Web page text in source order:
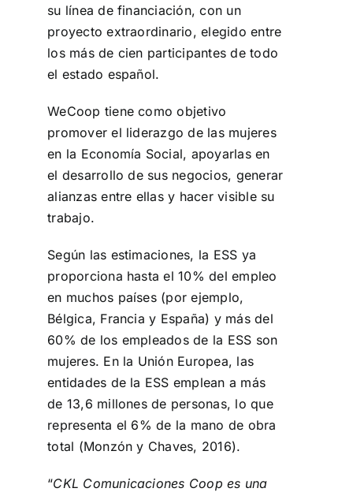
su línea de financiación, con un
proyecto extraordinario, elegido entre
los más de cien participantes de todo
el estado español.
WeCoop tiene como objetivo
promover el liderazgo de las mujeres
en la Economía Social, apoyarlas en
el desarrollo de sus negocios, generar
alianzas entre ellas y hacer visible su
trabajo.
Según las estimaciones, la ESS ya
proporciona hasta el 10% del empleo
en muchos países (por ejemplo,
Bélgica, Francia y España) y más del
60% de los empleados de la ESS son
mujeres. En la Unión Europea, las
entidades de la ESS emplean a más
de 13,6 millones de personas, lo que
representa el 6% de la mano de obra
total (Monzón y Chaves, 2016).
“CKL Comunicaciones Coop es una